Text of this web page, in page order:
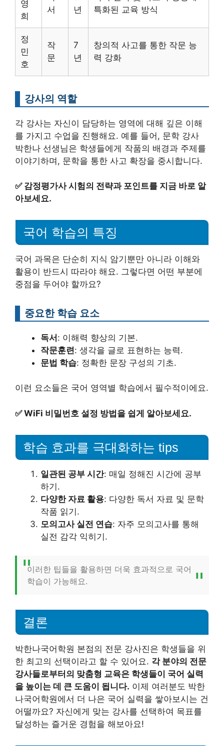
영
희
서
년
특화된 교육 방식
정
민
호
작
문
7
년
창의적 사고를 통한 작문 능
력 강화
강사의 역할
각 강사는 자신이 담당하는 영역에 대해 깊은 이해
를 가지고 수업을 진행해요. 예를 들어, 문학 강사
박한나 선생님은 학생들에게 작품의 배경과 주제를
이야기하며, 문학을 통한 사고 확장을 중시합니다.
✅ 감정평가사 시험의 전략과 포인트를 지금 바로 알
아보세요.
국어 학습의 특징
국어 과목은 단순히 지식 암기뿐만 아니라 이해와
활용이 반드시 따라야 해요. 그렇다면 어떤 부분에
중점을 두어야 할까요?
중요한 학습 요소
독서: 이해력 향상의 기본.
작문훈련: 생각을 글로 표현하는 능력.
문법 학습: 정확한 문장 구성의 기초.
이런 요소들은 국어 영역별 학습에서 필수적이에요.
✅WiFi 비밀번호 설정 방법을 쉽게 알아보세요.
학습 효과를 극대화하는 tips
일관된 공부 시간: 매일 정해진 시간에 공부
하기.
다양한 자료 활용: 다양한 독서 자료 및 문학
작품 읽기.
모의고사 실전 연습: 자주 모의고사를 통해
실전 감각 익히기.
이러한 팁들을 활용하면 더욱 효과적으로 국어
학습이 가능해요.
결론
박한나국어학원 본점의 전문 강사진은 학생들을 위
한 최고의 선택이라고 할 수 있어요. 각 분야의 전문
강사들로부터의 맞춤형 교육은 학생들이 국어 실력
을 높이는 데 큰 도움이 됩니다. 이제 여러분도 박한
나국어학원에서 더 나은 국어 실력을 쌓아보시는 건
어떨까요? 자신에게 맞는 강사를 선택하여 목표를
달성하는 즐거운 경험을 해보아요!